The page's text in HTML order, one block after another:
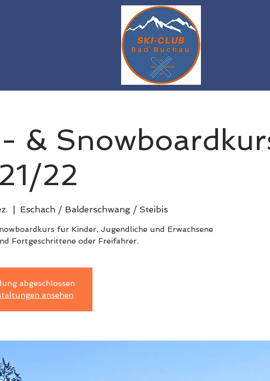
&
22
Eschach / Balderschwang / Steibis
für Kinder, Jugendliche und Erwachsene
Fortgeschrittene oder Freifahrer.
abgeschlossen
ansehen